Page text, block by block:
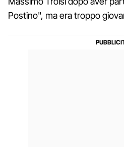
Postino", ma era troppo